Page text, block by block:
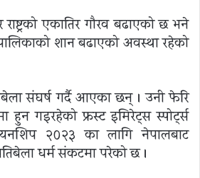
एकातिर गौरव बढाएको छ भने
शान बढाएको अवस्था रहेको
संघर्ष गर्दै आएका छन् । उनी फेरि
हुन गइरहेको फ्रस्ट इमिरेट्स स्पोर्ट्स
२०२३ का लागि नेपालबाट
धर्म संकटमा परेको छ ।